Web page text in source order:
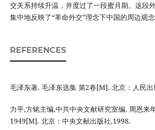
交关系持续升温，并度过了一段蜜月期。这段
集中地反映了“革命外交”理念下中国的周边观念
REFERENCES
毛泽东著. 毛泽东选集 第2卷[M]. 北京：人民
力平,方铭主编,中共中央文献研究室编. 周恩来
1949[M]. 北京：中央文献出版社,1998.